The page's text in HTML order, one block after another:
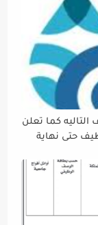
كما تعلن
حتى نهاية
التقديم.